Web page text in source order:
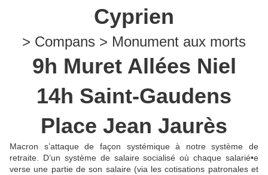
Cyprien
> Compans > Monument aux morts
9h Muret Allées Niel
14h Saint-Gaudens
Place Jean Jaurès
Macron s’attaque de façon systémique à notre système de
retraite. D’un système de salaire socialisé où chaque salarié•e
verse une partie de son salaire (via les cotisations patronales et